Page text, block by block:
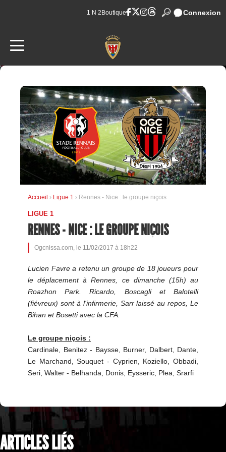
1 N 2 Boutique Connexion
Accueil › Ligue 1 › Rennes - Nice : le groupe niçois
LIGUE 1
RENNES - NICE : LE GROUPE NIÇOIS
Ogcnissa.com, le 11/02/2017 à 18h22
Lucien Favre a retenu un groupe de 18 joueurs pour
le déplacement à Rennes, ce dimanche (15h) au
Roazhon Park. Ricardo, Boscagli et Balotelli
(fiévreux) sont à l'infirmerie, Sarr laissé au repos, Le
Bihan et Bosetti avec la CFA.
Le groupe niçois :
Cardinale, Benitez - Baysse, Burner, Dalbert, Dante,
Le Marchand, Souquet - Cyprien, Koziello, Obbadi,
Seri, Walter - Belhanda, Donis, Eysseric, Plea, Srarfi
ARTICLES LIÉS